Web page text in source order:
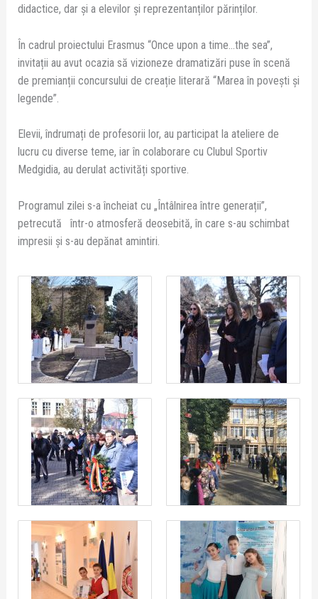
didactice, dar și a elevilor și reprezentanților părinților.
În cadrul proiectului Erasmus “Once upon a time…the sea”,
invitații au avut ocazia să vizioneze dramatizări puse în scenă
de premianții concursului de creație literară “Marea în povești și
legende”.
Elevii, îndrumați de profesorii lor, au participat la ateliere de
lucru cu diverse teme, iar în colaborare cu Clubul Sportiv
Medgidia, au derulat activități sportive.
Programul zilei s-a încheiat cu „Întâlnirea între generații”,
petrecută într-o atmosferă deosebită, în care s-au schimbat
impresii și s-au depănat amintiri.